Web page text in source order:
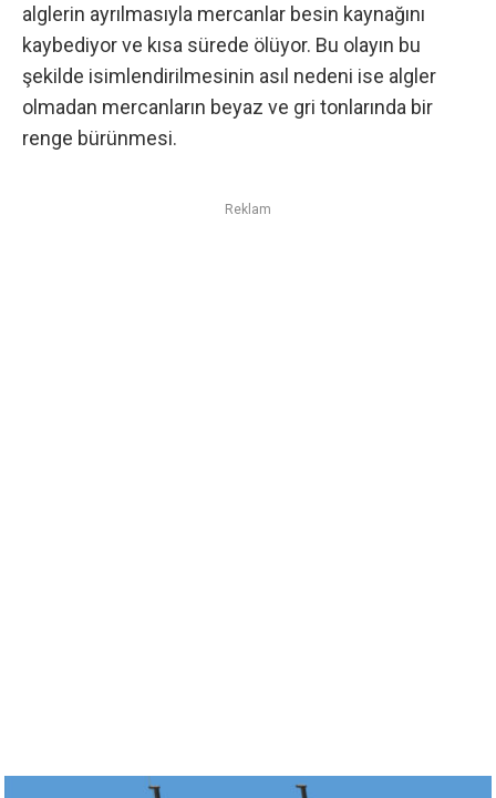
alglerin ayrılmasıyla mercanlar besin kaynağını
kaybediyor ve kısa sürede ölüyor. Bu olayın bu
şekilde isimlendirilmesinin asıl nedeni ise algler
olmadan mercanların beyaz ve gri tonlarında bir
renge bürünmesi.
Reklam